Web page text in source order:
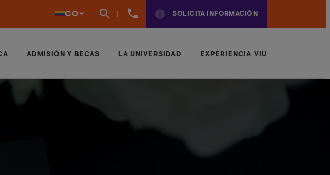
CO
(+57)
SOLICITA INFORMACIÓN
ADMISIÓN Y BECAS LA UNIVERSIDAD EXPERIENCIA VIU